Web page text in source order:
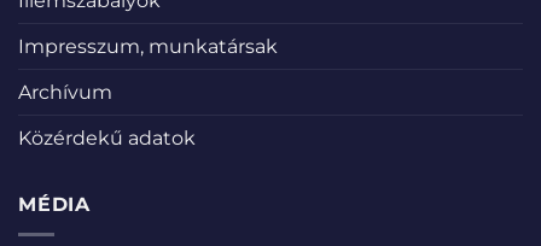
Impresszum, munkatársak
Archívum
Közérdekű adatok
MÉDIA